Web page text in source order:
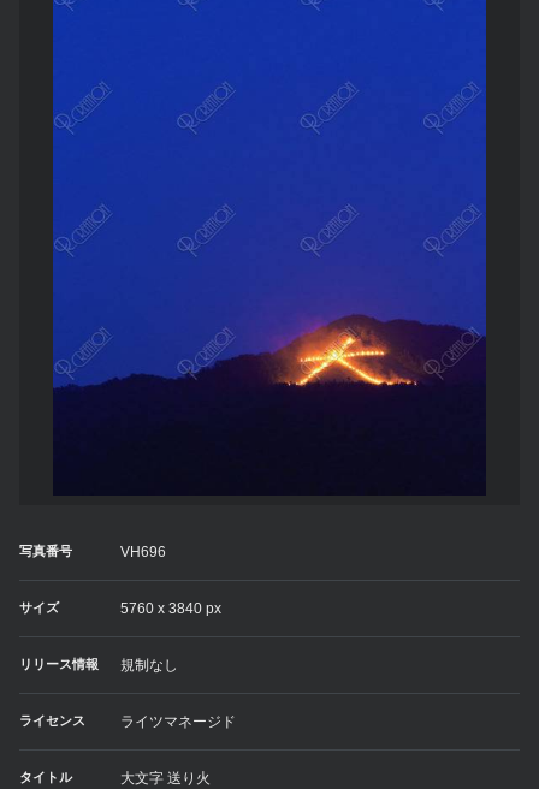
写真番号 VH696
サイズ 5760 x 3840 px
リリース情報 規制なし
ライセンス ライツマネージド
タイトル 大文字 送り火